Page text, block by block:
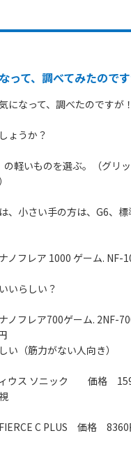
って、調べてみたのです
になって、調べたのですが！
ょうか？
軽いものを選ぶ。（グリ
、小さい手の方は、G6、標
ノフレア 1000 ゲーム. NF-
いらしい？
ノフレア700ゲーム. 2NF-
（筋力がない人向き）
ウス ソニック　　価格　
C PLUS　価格　